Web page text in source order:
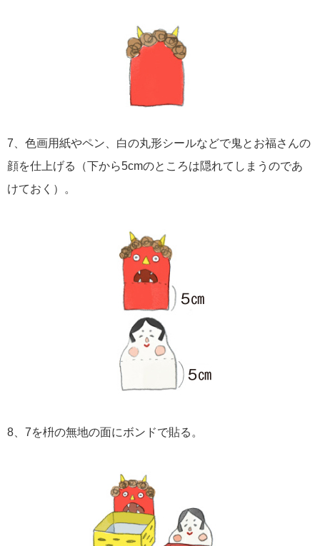
7、色画用紙やペン、白の丸形シールなどで鬼とお福さんの
顔を仕上げる（下から5cmのところは隠れてしまうのであ
けておく）。
8、7を枡の無地の面にボンドで貼る。